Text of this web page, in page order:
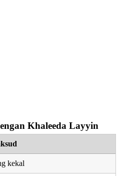
Khaleeda Layyin
kekal